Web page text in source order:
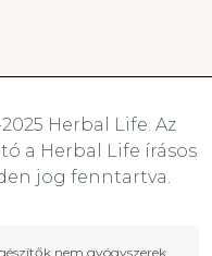
Herbal Life. Az
a Herbal Life írásos
jog fenntartva.
nem gyógyszerek,